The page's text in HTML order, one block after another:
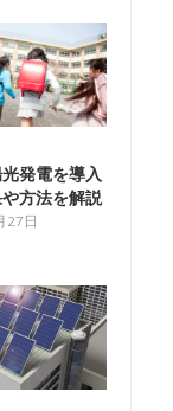
発電を導入
方法を解説
27日